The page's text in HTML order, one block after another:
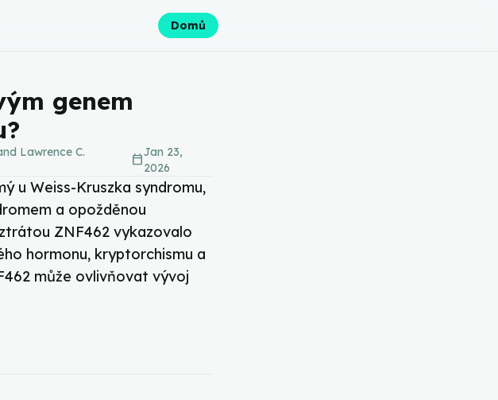
Domů
genem
Lawrence C.
calendar_todayJan 23,
2026
u Weiss-Kruszka syndromu,
a opožděnou
ZNF462 vykazovalo
hormonu, kryptorchismu a
může ovlivňovat vývoj